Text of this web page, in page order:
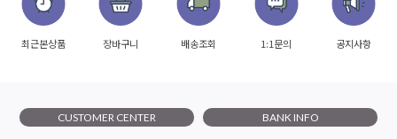
최근본상품 장바구니 배송조회 1:1문의 공지사항
CUSTOMER CENTER BANK INFO